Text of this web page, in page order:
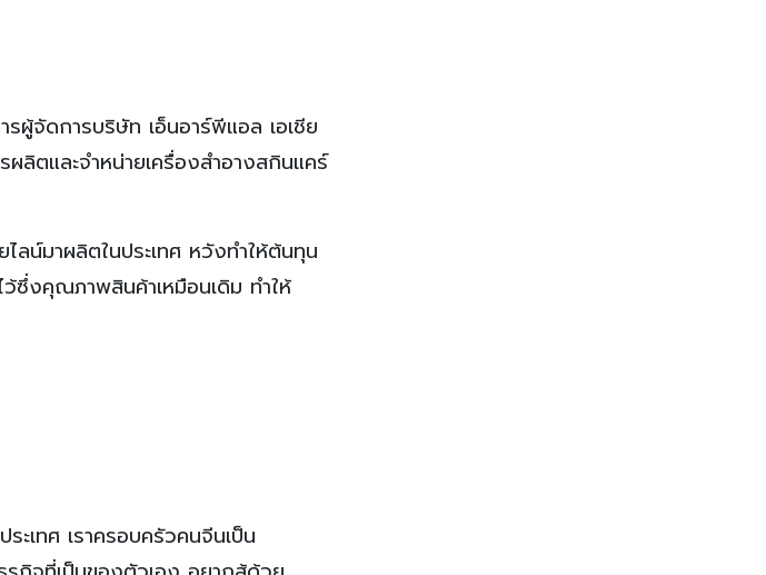
ผู้จัดการบริษัท เอ็นอาร์พีแอล เอเชีย
ลิตและจำหน่ายเครื่องสำอางสกินแคร์
ลน์มาผลิตในประเทศ หวังทำให้ต้นทุน
ซึ่งคุณภาพสินค้าเหมือนเดิม ทำให้
ะเทศ เราครอบครัวคนจีนเป็น